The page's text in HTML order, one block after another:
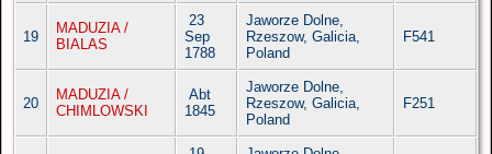
19
MADUZIA /
BIALAS
23
Sep
1788
Jaworze Dolne,
Rzeszow, Galicia,
Poland
F541
20
MADUZIA /
CHIMLOWSKI
Abt
1845
Jaworze Dolne,
Rzeszow, Galicia,
Poland
F251